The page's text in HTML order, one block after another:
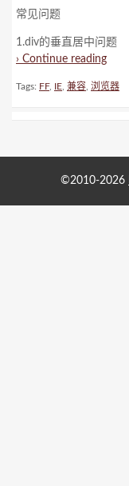
常见问题
1.div的垂直居中问题
› Continue reading
Tags: FF, IE 兼容 浏览器
©2010-2026